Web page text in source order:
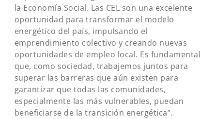
la Economía Social. Las CEL son una excelente
oportunidad para transformar el modelo
energético del país, impulsando el
emprendimiento colectivo y creando nuevas
oportunidades de empleo local. Es fundamental
que, como sociedad, trabajemos juntos para
superar las barreras que aún existen para
garantizar que todas las comunidades,
especialmente las más vulnerables, puedan
beneficiarse de la transición energética”.